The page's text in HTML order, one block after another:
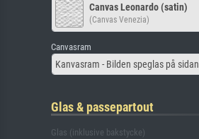
Canvas Leonardo (satin)
(Canvas Venezia)
Canvasram
Kanvasram - Bilden speglas på sidan
Glas & passepartout
Glas (inklusive bakstycke)